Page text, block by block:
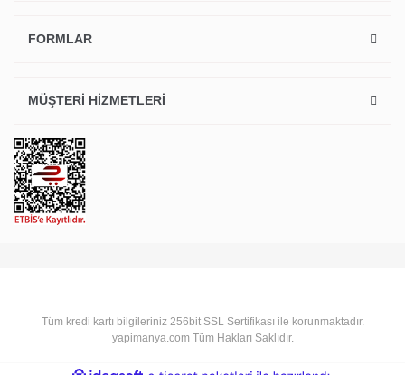
FORMLAR
MÜŞTERİ HİZMETLERİ
Tüm kredi kartı bilgileriniz 256bit SSL Sertifikası ile korunmaktadır.
yapimanya.com Tüm Hakları Saklıdır.